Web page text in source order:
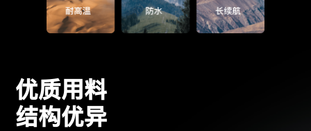
优质用料
结构优异